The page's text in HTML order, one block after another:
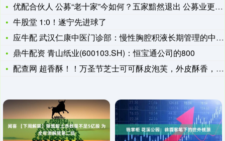
优配合伙人 公募“老十家”今如何？五家黯然退出 公募业更看“
牛股堂 1:0！遂宁先进球了
应牛配 武汉仁康中医门诊部：慢性胸腔积液长期管理的中医专业解
鼎牛配资 青山纸业(600103.SH)：恒宝通公司的800
配查网 超香酥！！万圣节芝士可可酥皮泡芙，外皮酥香，夹馅入口